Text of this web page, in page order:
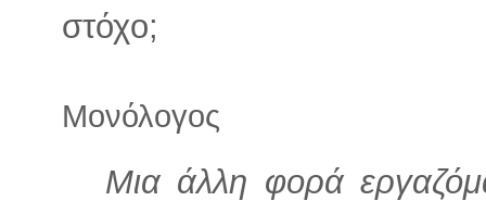
στόχo;
Μονόλογος
Μια άλλη φoρά